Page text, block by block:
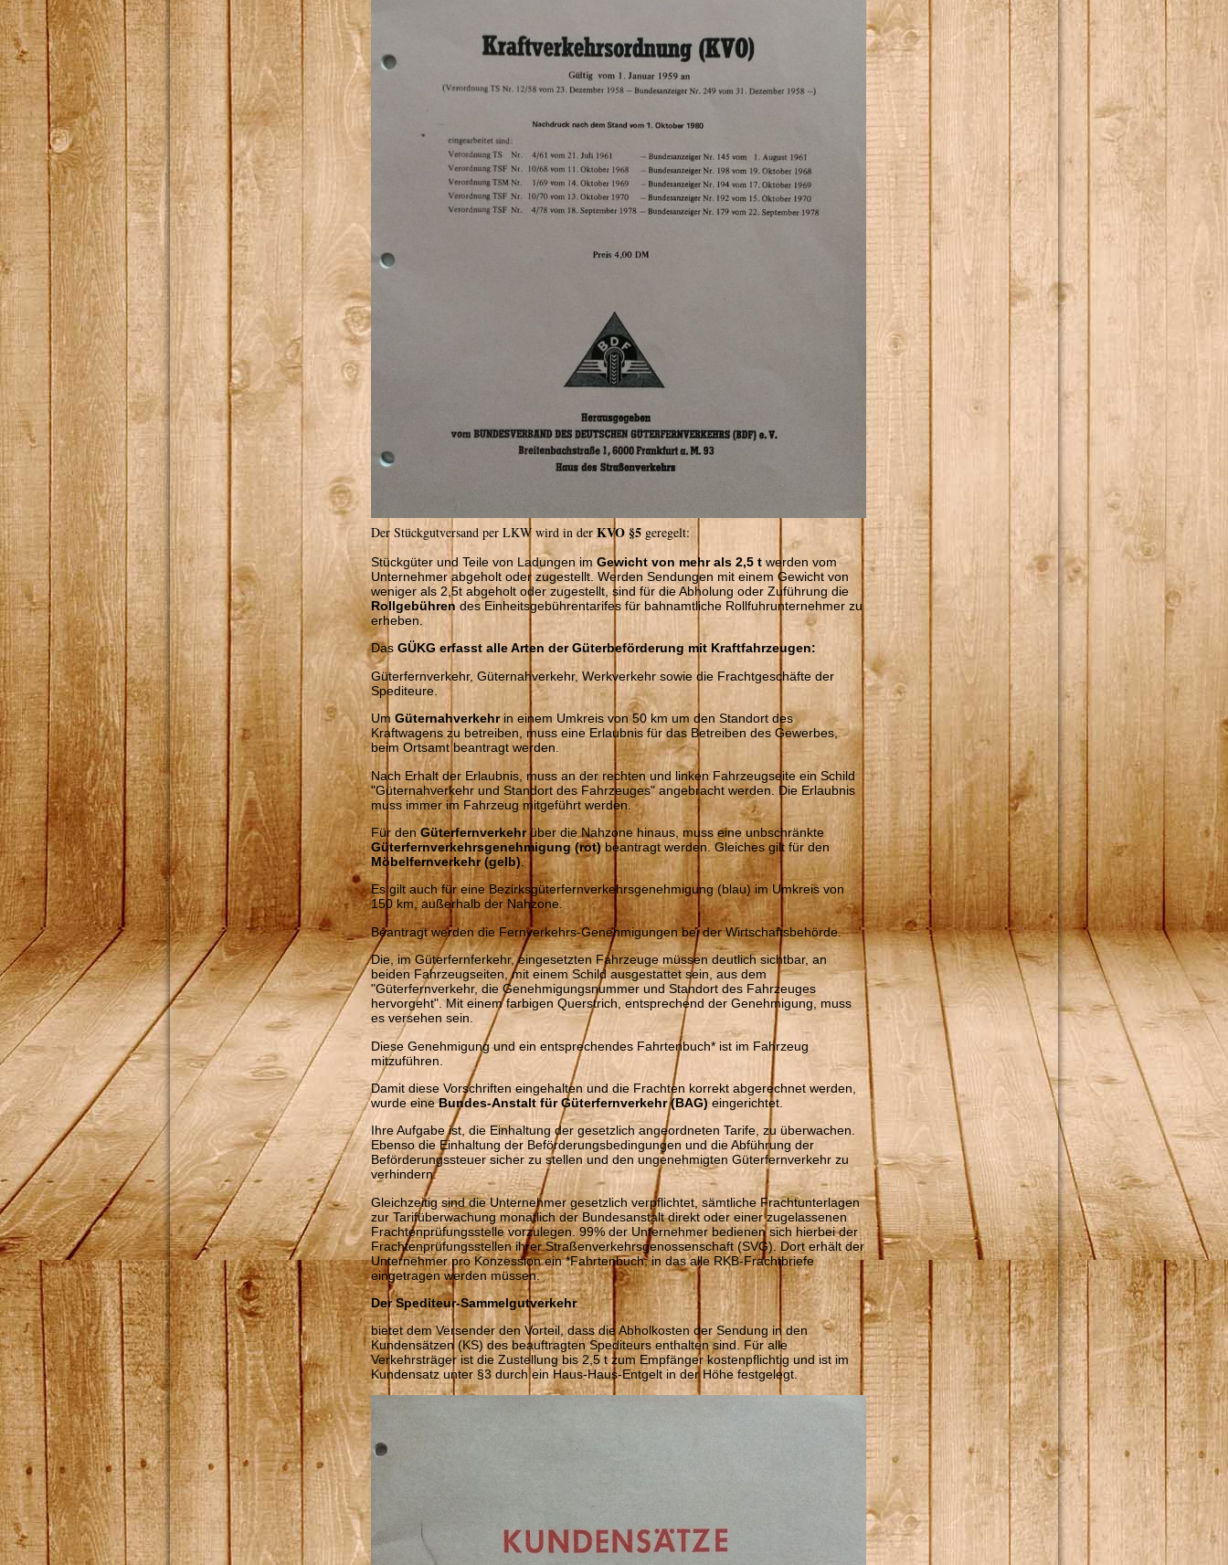
Der Stückgutversand per LKW wird in derKVO §5 geregelt:
Stückgüter und Teile von Ladungen imGewicht von mehr als 2,5 t werden vom
Unternehmer abgeholt oder zugestellt. Werden Sendungen mit einem Gewicht von
weniger als 2,5t abgeholt oder zugestellt, sind für die Abholung oder Zuführung die
Rollgebühren des Einheitsgebührentarifes für bahnamtliche Rollfuhrunternehmer zu
erheben.
Das GÜKG erfasst alle Arten der Güterbeförderung mit Kraftfahrzeugen:
Güterfernverkehr, Güternahverkehr, Werkverkehr sowie die Frachtgeschäfte der
Spediteure.
Um Güternahverkehrin einem Umkreis von 50 km um den Standort des
Kraftwagens zu betreiben, muss eine Erlaubnis für das Betreiben des Gewerbes,
beim Ortsamt beantragt werden.
Nach Erhalt der Erlaubnis, muss an der rechten und linken Fahrzeugseite ein Schild
"Güternahverkehr und Standort des Fahrzeuges" angebracht werden. Die Erlaubnis
muss immer im Fahrzeug mitgeführt werden.
Für den Güterfernverkehrüber die Nahzone hinaus, muss eine unbschränkte
Güterfernverkehrsgenehmigung (rot)beantragt werden. Gleiches gilt für den
Möbelfernverkehr (gelb).
Es gilt auch für eine Bezirksgüterfernverkehrsgenehmigung (blau) im Umkreis von
150 km, außerhalb der Nahzone.
Beantragt werden die Fernverkehrs-Genehmigungen bei der Wirtschaftsbehörde.
Die, im Güterfernferkehr, eingesetzten Fahrzeuge müssen deutlich sichtbar, an
beiden Fahrzeugseiten, mit einem Schild ausgestattet sein, aus dem
"Güterfernverkehr, die Genehmigungsnummer und Standort des Fahrzeuges
hervorgeht". Mit einem farbigen Querstrich, entsprechend der Genehmigung, muss
es versehen sein.
Diese Genehmigung und ein entsprechendes Fahrtenbuch* ist im Fahrzeug
mitzuführen.
Damit diese Vorschriften eingehalten und die Frachten korrekt abgerechnet werden,
wurde eineBundes-Anstalt für Güterfernverkehr (BAG) eingerichtet.
Ihre Aufgabe ist, die Einhaltung der gesetzlich angeordneten Tarife, zu überwachen.
Ebenso die Einhaltung der Beförderungsbedingungen und die Abführung der
Beförderungssteuer sicher zu stellen und den ungenehmigten Güterfernverkehr zu
verhindern.
Gleichzeitig sind die Unternehmer gesetzlich verpflichtet, sämtliche Frachtunterlagen
zur Tarifüberwachung monatlich der Bundesanstalt direkt oder einer zugelassenen
Frachtenprüfungsstelle vorzulegen. 99% der Unternehmer bedienen sich hierbei der
Frachtenprüfungsstellen ihrer Straßenverkehrsgenossenschaft (SVG). Dort erhält der
Unternehmer pro Konzession ein *Fahrtenbuch, in das alle RKB-Frachtbriefe
eingetragen werden müssen.
Der Spediteur-Sammelgutverkehr
bietet dem Versender den Vorteil, dass die Abholkosten der Sendung in den
Kundensätzen (KS) des beauftragten Spediteurs enthalten sind. Für alle
Verkehrsträger ist die Zustellung bis 2,5 t zum Empfänger kostenpflichtig und ist im
Kundensatz unter §3 durch ein Haus-Haus-Entgelt in der Höhe festgelegt.